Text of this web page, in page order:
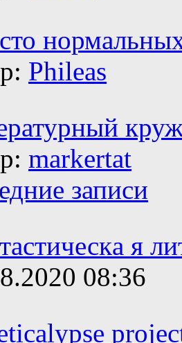
Phileas
markertat
записи
я
08:36